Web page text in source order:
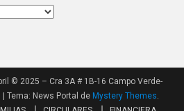
© 2025 – Cra 3A # 1B-16 Campo Verde-
Tema: News Portal de Mystery Themes.